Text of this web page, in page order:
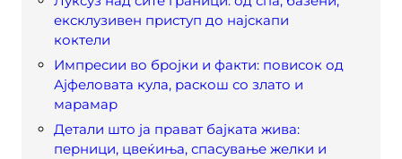
ексклузивен приступ до најскапи
коктели
Импресии во бројки и факти: повисок од
Ајфеловата кула, раскош со злато и
марамар
Детали што ја прават бајката жива:
перници, цвеќиња, спасување желки и